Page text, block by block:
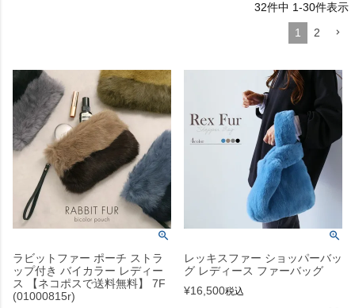
32件中 1-30件表示
1
2
ラビットファー ポーチ ストラ
ップ付き バイカラー レディー
ス 【ネコポスで送料無料】 7F
(01000815r)
レッキスファー ショッパーバッ
グ レディース ファーバッグ
¥16,500税込